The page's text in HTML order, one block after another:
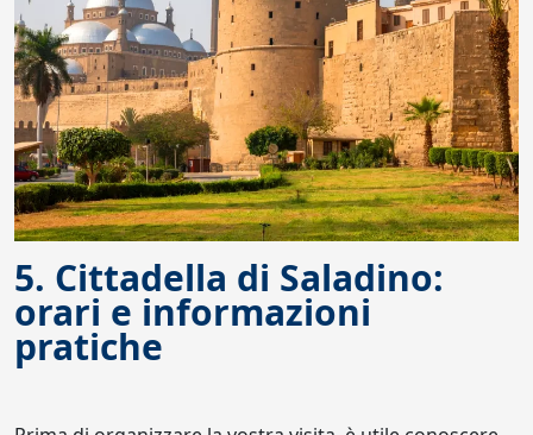
5. Cittadella di Saladino:
orari e informazioni
pratiche